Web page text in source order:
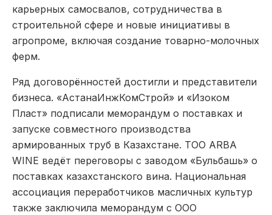
карьерных самосвалов, сотрудничества в
строительной сфере и новые инициативы в
агропроме, включая создание товарно-молочных
ферм.
Ряд договорённостей достигли и представители
бизнеса. «АстанаИнжКомСтрой» и «Изоком
Пласт» подписали меморандум о поставках и
запуске совместного производства
армированных труб в Казахстане. ТОО ARBA
WINE ведёт переговоры с заводом «Бульбашь» о
поставках казахстанского вина. Национальная
ассоциация переработчиков масличных культур
также заключила меморандум с ООО